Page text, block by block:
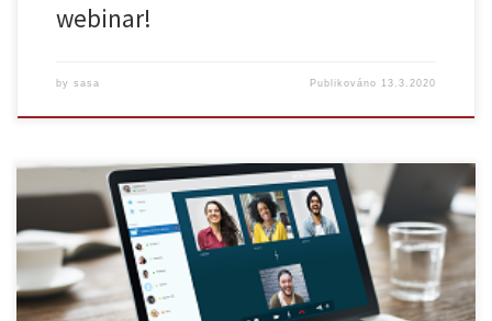
webinar!
by sasa Publikováno 13.3.2020
{:cz} V souvislosti s rozhodnutím rektora v návaznosti na současnou
situaci ohledně koronaviru, nabízí Centrum pro podporu e-learningu
možnost online výuky v prostředí Adobe Connect. V pátek 13. 3 a v
pondělí 16. 3. se uskuteční webináře zaměřené na realizaci online